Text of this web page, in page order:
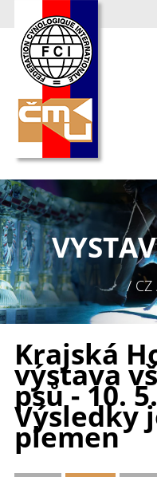
/ CZ
Krajská
výstava
psů - 10.
Výsledky
plemen